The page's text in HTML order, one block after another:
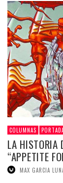
COLUMNAS
LA HISTORIA
“APPETITE
MAX GARCIA